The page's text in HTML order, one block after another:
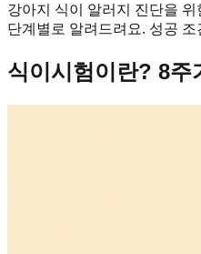
강아지 식이 알러지 진단을
단계별로 알려드려요. 성공
식이시험이란? 8주